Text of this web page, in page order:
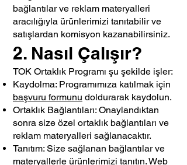
bağlantılar ve reklam materyalleri
aracılığıyla ürünlerimizi tanıtabilir ve
satışlardan komisyon kazanabilirsiniz.
2. Nasıl Çalışır?
TOK Ortaklık Programı şu şekilde işler:
Kaydolma: Programımıza katılmak için
başvuru formunu doldurarak kaydolun.
Ortaklık Bağlantıları: Onaylandıktan
sonra size özel ortaklık bağlantıları ve
reklam materyalleri sağlanacaktır.
Tanıtım: Size sağlanan bağlantılar ve
materyallerle ürünlerimizi tanıtın. Web